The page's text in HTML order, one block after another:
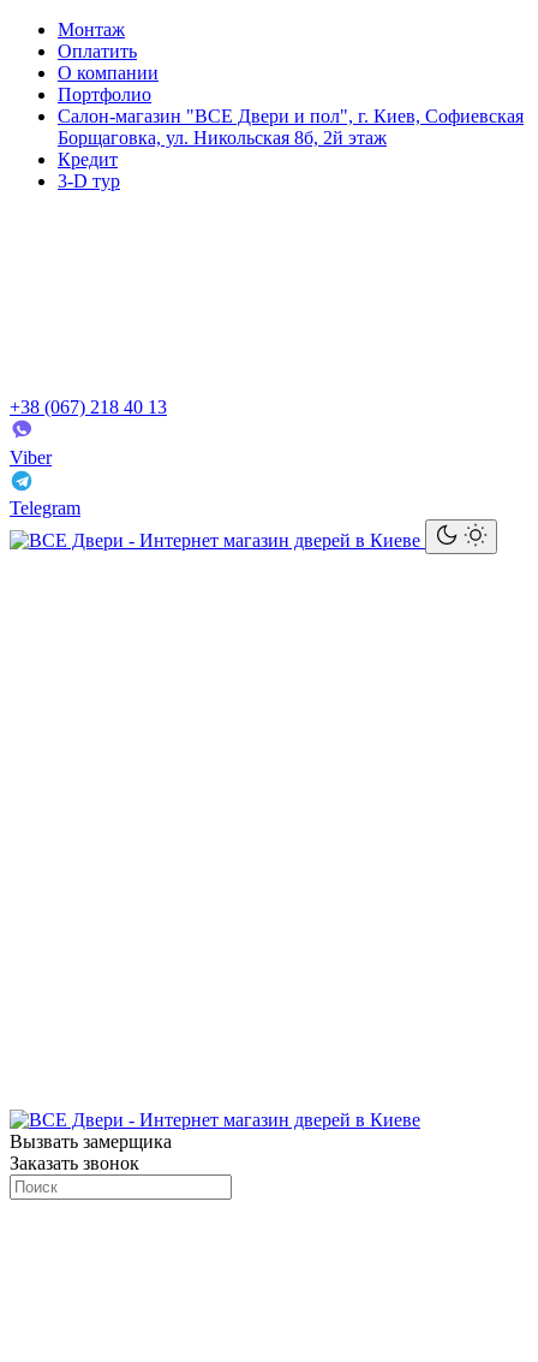
Монтаж
Оплатить
О компании
Портфолио
Салон-магазин "ВСЕ Двери и пол", г. Киев, Софиевская
Борщаговка, ул. Никольская 8б, 2й этаж
Кредит
3-D тур
+38 (067) 218 40 13
Viber
Telegram
Вызвать замерщика
Заказать звонок